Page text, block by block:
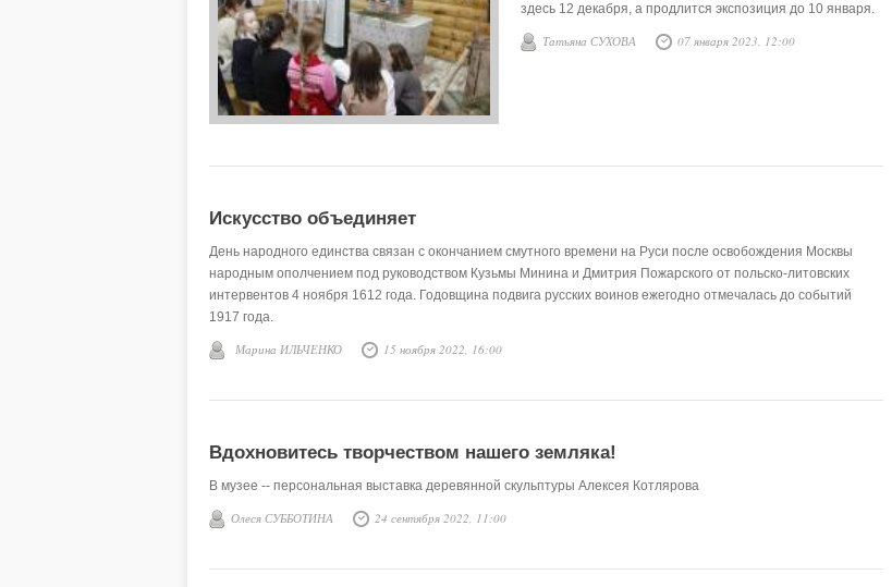
здесь 12 декабря, а продлится экспозиция до 10 января.
Татьяна СУХОВА 07 января 2023, 12:00
Искусство объединяет
День народного единства связан с окончанием смутного времени на Руси после освобождения Москвы
народным ополчением под руководством Кузьмы Минина и Дмитрия Пожарского от польско-литовских
интервентов 4 ноября 1612 года. Годовщина подвига русских воинов ежегодно отмечалась до событий
1917 года.
Марина ИЛЬЧЕНКО 15 ноября 2022, 16:00
Вдохновитесь творчеством нашего земляка!
В музее -- персональная выставка деревянной скульптуры Алексея Котлярова
Олеся СУББОТИНА 24 сентября 2022, 11:00